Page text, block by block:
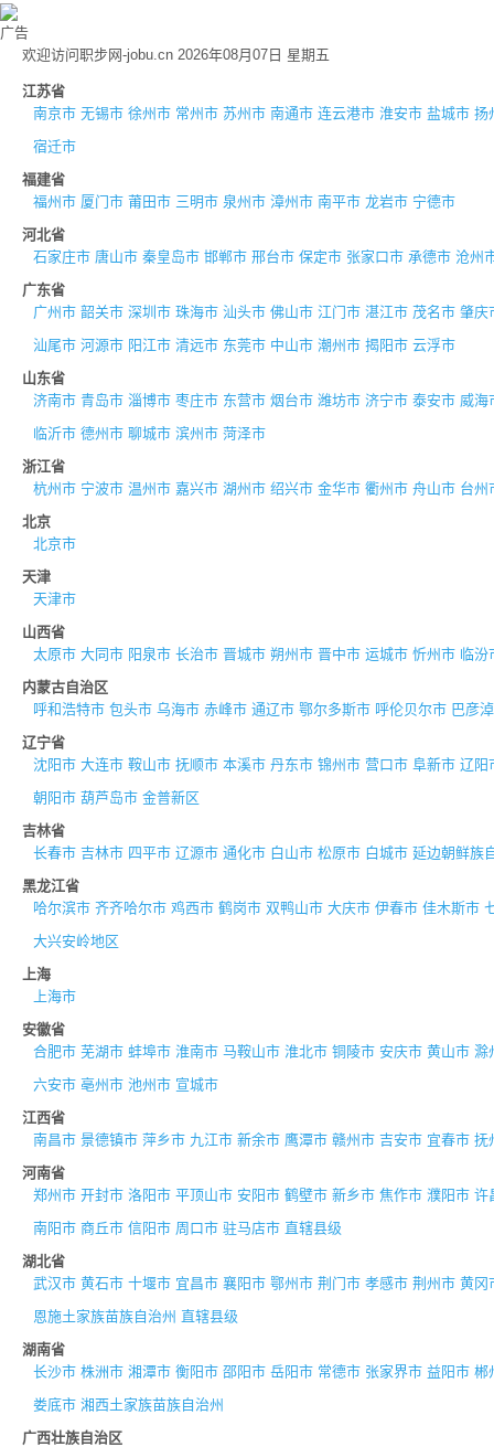
广告
欢迎访问职步网-jobu.cn 2026年08月07日 星期五
江苏省
南京市 无锡市 徐州市 常州市 苏州市 南通市 连云港市 淮安市 盐城市 扬
宿迁市
福建省
福州市 厦门市 莆田市 三明市 泉州市 漳州市 南平市 龙岩市 宁德市
河北省
石家庄市 唐山市 秦皇岛市 邯郸市 邢台市 保定市 张家口市 承德市 沧州
广东省
广州市 韶关市 深圳市 珠海市 汕头市 佛山市 江门市 湛江市 茂名市 肇庆
汕尾市 河源市 阳江市 清远市 东莞市 中山市 潮州市 揭阳市 云浮市
山东省
济南市 青岛市 淄博市 枣庄市 东营市 烟台市 潍坊市 济宁市 泰安市 威海
临沂市 德州市 聊城市 滨州市 菏泽市
浙江省
杭州市 宁波市 温州市 嘉兴市 湖州市 绍兴市 金华市 衢州市 舟山市 台州
北京
北京市
天津
天津市
山西省
太原市 大同市 阳泉市 长治市 晋城市 朔州市 晋中市 运城市 忻州市 临汾
内蒙古自治区
呼和浩特市 包头市 乌海市 赤峰市 通辽市 鄂尔多斯市 呼伦贝尔市 巴彦
辽宁省
沈阳市 大连市 鞍山市 抚顺市 本溪市 丹东市 锦州市 营口市 阜新市 辽阳
朝阳市 葫芦岛市 金普新区
吉林省
长春市 吉林市 四平市 辽源市 通化市 白山市 松原市 白城市 延边朝鲜族
黑龙江省
哈尔滨市 齐齐哈尔市 鸡西市 鹤岗市 双鸭山市 大庆市 伊春市 佳木斯市
大兴安岭地区
上海
上海市
安徽省
合肥市 芜湖市 蚌埠市 淮南市 马鞍山市 淮北市 铜陵市 安庆市 黄山市 滁
六安市 亳州市 池州市 宣城市
江西省
南昌市 景德镇市 萍乡市 九江市 新余市 鹰潭市 赣州市 吉安市 宜春市 抚
河南省
郑州市 开封市 洛阳市 平顶山市 安阳市 鹤壁市 新乡市 焦作市 濮阳市 许
南阳市 商丘市 信阳市 周口市 驻马店市 直辖县级
湖北省
武汉市 黄石市 十堰市 宜昌市 襄阳市 鄂州市 荆门市 孝感市 荆州市 黄冈
恩施土家族苗族自治州 直辖县级
湖南省
长沙市 株洲市 湘潭市 衡阳市 邵阳市 岳阳市 常德市 张家界市 益阳市 郴
娄底市 湘西土家族苗族自治州
广西壮族自治区